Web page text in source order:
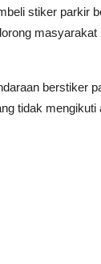
stiker parkir
masyarakat
berstiker
tidak mengikuti